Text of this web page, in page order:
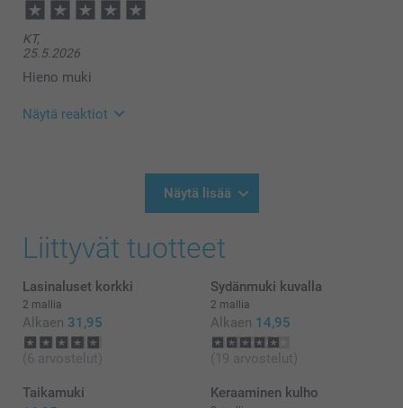
10:33
Hei Jonne,
on meille erittäin tärkeää. Kiva että pidät mukista,
toivon että siitä on iloa pitkäksi aikaa 🥰
Kirsi @smartphoto
KT,
25.5.2026
Hieno muki
Näytä reaktiot
toivon että siitä on iloa pitkäksi aikaa 🥰
Lämpimin kiitoksin,
Näytä lisää
Liittyvät tuotteet
Lasinaluset korkki
2 mallia
Alkaen 31,95
(6 arvostelut)
Sydänmuki kuvalla
2 mallia
Alkaen 14,95
(19 arvostelut)
Taikamuki
Keraaminen kulho